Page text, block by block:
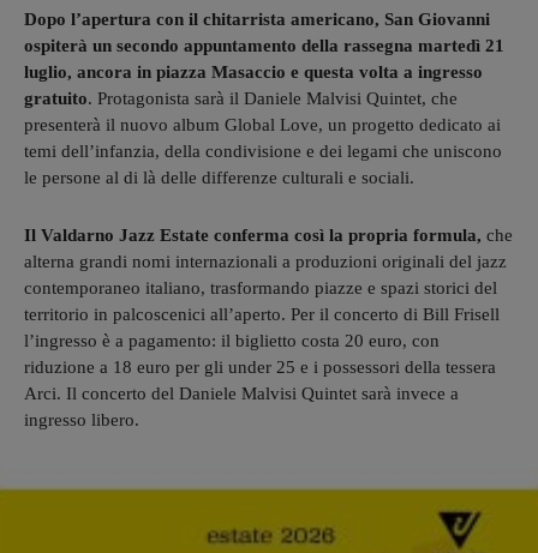
Dopo l’apertura con il chitarrista americano, San Giovanni
ospiterà un secondo appuntamento della rassegna martedì 21
luglio, ancora in piazza Masaccio e questa volta a ingresso
gratuito. Protagonista sarà il Daniele Malvisi Quintet, che
presenterà il nuovo album Global Love, un progetto dedicato ai
temi dell’infanzia, della condivisione e dei legami che uniscono
le persone al di là delle differenze culturali e sociali.
Il Valdarno Jazz Estate conferma così la propria formula, che
alterna grandi nomi internazionali a produzioni originali del jazz
contemporaneo italiano, trasformando piazze e spazi storici del
territorio in palcoscenici all’aperto. Per il concerto di Bill Frisell
l’ingresso è a pagamento: il biglietto costa 20 euro, con
riduzione a 18 euro per gli under 25 e i possessori della tessera
Arci. Il concerto del Daniele Malvisi Quintet sarà invece a
ingresso libero.